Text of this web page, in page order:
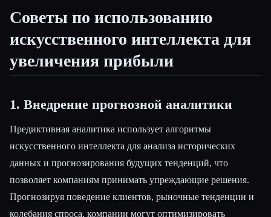
Советы по использованию
искусственного интеллекта для
увеличения прибыли
1. Внедрение прогнозной аналитики
Предиктивная аналитика использует алгоритмы
искусственного интеллекта для анализа исторических
данных и прогнозирования будущих тенденций, что
позволяет компаниям принимать упреждающие решения.
Прогнозируя поведение клиентов, рыночные тенденции и
колебания спроса, компании могут оптимизировать